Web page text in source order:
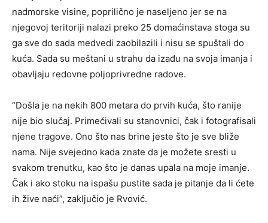
nadmorske visine, poprilično je naseljeno jer se na
njegovoj teritoriji nalazi preko 25 domaćinstava stoga su
ga sve do sada medvedi zaobilazili i nisu se spuštali do
kuća. Sada su meštani u strahu da izađu na svoja imanja i
obavljaju redovne poljoprivredne radove.
“Došla je na nekih 800 metara do prvih kuća, što ranije
nije bio slučaj. Primećivali su stanovnici, čak i fotografisali
njene tragove. Ono što nas brine jeste što je sve bliže
nama. Nije svejedno kada znate da je možete sresti u
svakom trenutku, kao što je danas upala na moje imanje.
Čak i ako stoku na ispašu pustite sada je pitanje da li ćete
ih žive naći”, zaključio je Rvović.